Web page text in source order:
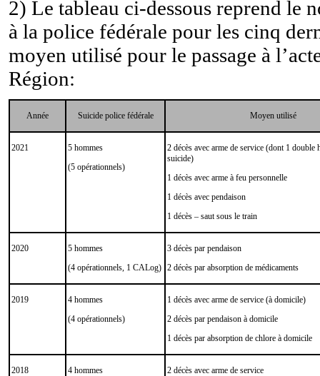
2) Le tableau ci-dessous reprend le
à la police fédérale pour les cinq
moyen utilisé pour le passage à
Région:
Année Suicide police fédérale Moyen utilisé
2021
5 hommes
(5 opérationnels)
2 décès avec arme de service (dont 1 double
suicide)
1 décès avec arme à feu personnelle
1 décès avec pendaison
1 décès – saut sous le train
2020
5 hommes
(4 opérationnels, 1 CALog)
3 décès par pendaison
2 décès par absorption de médicaments
2019
4 hommes
(4 opérationnels)
1 décès avec arme de service (à domicile)
2 décès par pendaison à domicile
1 décès par absorption de chlore à domicile
2018
4 hommes
2 décès avec arme de service